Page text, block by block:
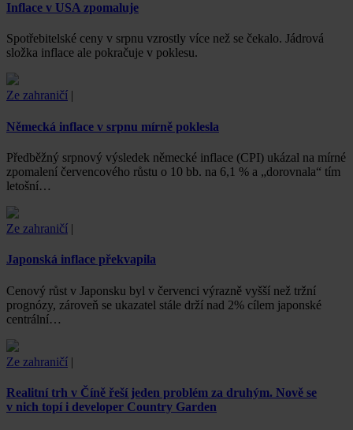
Inflace v USA zpomaluje
Spotřebitelské ceny v srpnu vzrostly více než se čekalo. Jádrová
složka inflace ale pokračuje v poklesu.
Ze zahraničí
Německá inflace v srpnu mírně poklesla
Předběžný srpnový výsledek německé inflace (CPI) ukázal na mírné
zpomalení červencového růstu o 10 bb. na 6,1 % a „dorovnala“ tím
letošní…
Ze zahraničí |
Japonská inflace překvapila
Cenový růst v Japonsku byl v červenci výrazně vyšší než tržní
prognózy, zároveň se ukazatel stále drží nad 2% cílem japonské
centrální…
Ze zahraničí |
Realitní trh v Číně řeší jeden problém za druhým. Nově se
v nich topí i developer Country Garden